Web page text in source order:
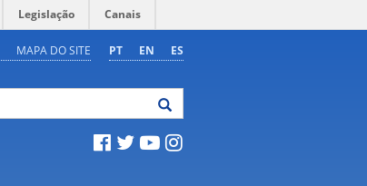
Legislação Canais
PT EN ES
MAPA DO SITE